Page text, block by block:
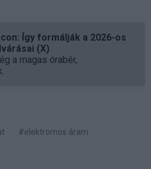
Így formálják a 2026-os
(X)
a magas órabér,
#elektromos áram